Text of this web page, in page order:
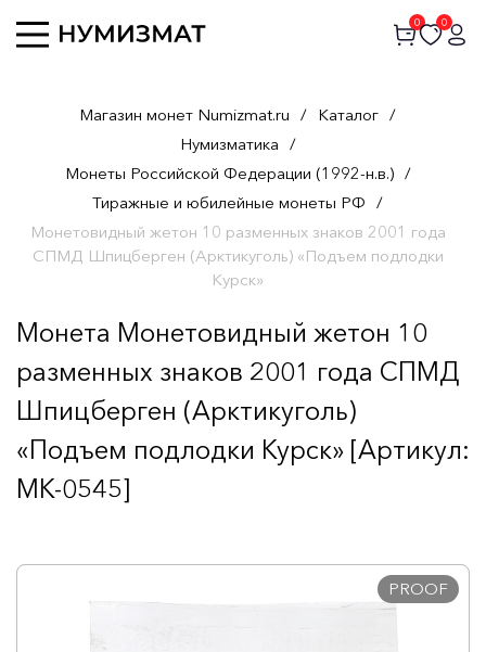
0 0
Магазин монет Numizmat.ru / Каталог /
Нумизматика /
Монеты Российской Федерации (1992-н.в.) /
Тиражные и юбилейные монеты РФ /
Монетовидный жетон 10 разменных знаков 2001 года
СПМД Шпицберген (Арктикуголь) «Подъем подлодки
Курск»
Монета Монетовидный жетон 10
разменных знаков 2001 года СПМД
Шпицберген (Арктикуголь)
«Подъем подлодки Курск» [Артикул:
MK-0545]
PROOF